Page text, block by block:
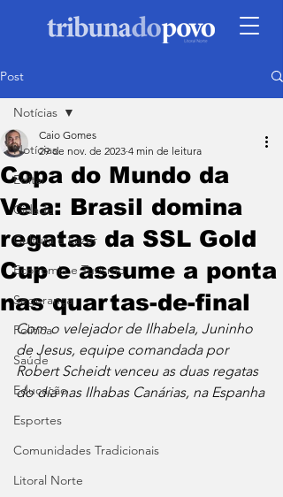
Post
Notícias
Edital
Cidade
Cultura e Lazer
Economia e Turismo
Segurança
Política
Saúde
Educação
Esportes
Comunidades Tradicionais
Litoral Norte
Notícias
Copa do Mundo da
Vela: Brasil domina
regatas da SSL Gold
Cup e assume a ponta
nas quartas-de-final
Caio Gomes
29 de nov. de 2023 4 min de leitura
Com o velejador de Ilhabela, Juninho
de Jesus, equipe comandada por
Robert Scheidt venceu as duas regatas
do dia nas Ilhabas Canárias, na Espanha